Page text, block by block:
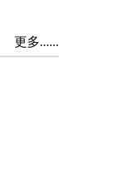
更多......